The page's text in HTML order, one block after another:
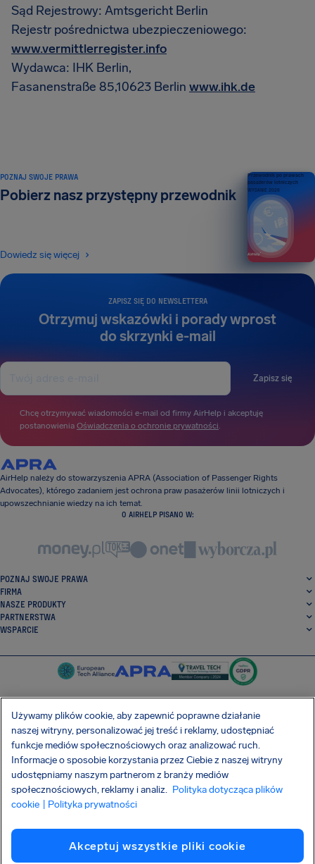
Sąd Rejestrowy: Amtsgericht Berlin
Rejestr pośrednictwa ubezpieczeniowego:
www.vermittlerregister.info
Wydawca: IHK Berlin,
Fasanenstraße 85,10623 Berlin www.ihk.de
ZAPISZ SIĘ DO NEWSLETTERA
Otrzymuj wskazówki i porady wprost
do skrzynki e-mail
Zapisz się
Chcę otrzymywać wiadomości e-mail od firmy AirHelp i akceptuję
postanowienia Oświadczenia o ochronie prywatności.
POZNAJ SWOJE PRAWA
Pobierz nasz przystępny przewodnik
Dowiedz się więcej
Przewodnik po prawach
pasażerów lotniczych
WYDANIE 2026
AirHelp należy do stowarzyszenia APRA (Association of Passenger Rights
Advocates), którego zadaniem jest ochrona praw pasażerów linii lotniczych i
upowszechnianie wiedzy na ich temat.
O AIRHELP PISANO W:
POZNAJ SWOJE PRAWA
FIRMA
NASZE PRODUKTY
PARTNERSTWA
WSPARCIE
SocialFacebook
SocialTwitter
SocialInstagram
SocialLinkedin
POBIERZ NASZĄ DARMOWĄ APLIKACJĘ
Polityka prywatności Pliki cookie
Imprint
Atak na łańcuch dostaw Shai-Hulud
Używamy plików cookie, aby zapewnić poprawne działanie
naszej witryny, personalizować jej treść i reklamy, udostępniać
funkcje mediów społecznościowych oraz analizować ruch.
Informacje o sposobie korzystania przez Ciebie z naszej witryny
udostępniamy naszym partnerom z branży mediów
społecznościowych, reklamy i analiz. Polityka dotycząca plików
cookie
| Polityka prywatności
Akceptuj wszystkie pliki cookie